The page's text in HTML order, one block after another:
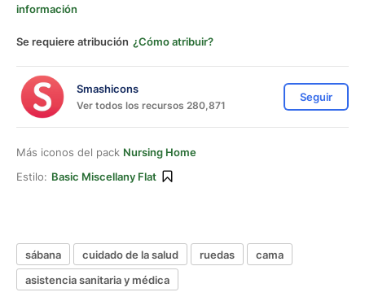
información
Se requiere atribución ¿Cómo atribuir?
Smashicons
Ver todos los recursos 280,871
Seguir
Más iconos del pack Nursing Home
Estilo: Basic Miscellany Flat
sábana cuidado de la salud ruedas
cama
asistencia sanitaria y médica